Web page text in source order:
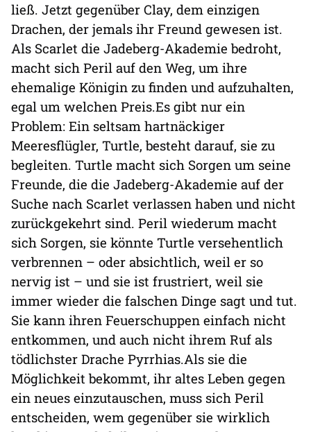
ließ. Jetzt gegenüber Clay, dem einzigen
Drachen, der jemals ihr Freund gewesen ist.
Als Scarlet die Jadeberg-Akademie bedroht,
macht sich Peril auf den Weg, um ihre
ehemalige Königin zu finden und aufzuhalten,
egal um welchen Preis.Es gibt nur ein
Problem: Ein seltsam hartnäckiger
Meeresflügler, Turtle, besteht darauf, sie zu
begleiten. Turtle macht sich Sorgen um seine
Freunde, die die Jadeberg-Akademie auf der
Suche nach Scarlet verlassen haben und nicht
zurückgekehrt sind. Peril wiederum macht
sich Sorgen, sie könnte Turtle versehentlich
verbrennen – oder absichtlich, weil er so
nervig ist – und sie ist frustriert, weil sie
immer wieder die falschen Dinge sagt und tut.
Sie kann ihren Feuerschuppen einfach nicht
entkommen, und auch nicht ihrem Ruf als
tödlichster Drache Pyrrhias.Als sie die
Möglichkeit bekommt, ihr altes Leben gegen
ein neues einzutauschen, muss sich Peril
entscheiden, wem gegenüber sie wirklich